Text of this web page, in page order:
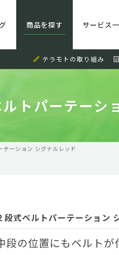
商品を探す サービス
テラモトの取り組み
トパーテーシ
テーション シグナルレッド
段式ベルトパーテーション
段の位置にもベルト